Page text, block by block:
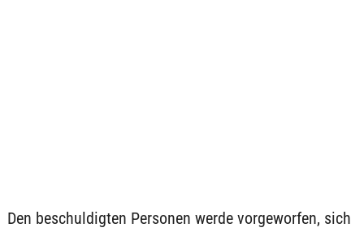
Den beschuldigten Personen werde vorgeworfen, sich